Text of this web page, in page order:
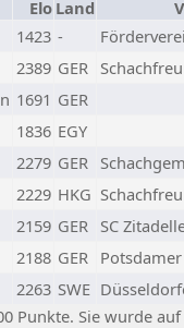
Elo Land
1423 -
2389 GER
1691 GER
1836 EGY
2279 GER
2229 HKG
2159 GER SC
2188 GER Potsdamer
2263 SWE
Punkte. Sie wurde